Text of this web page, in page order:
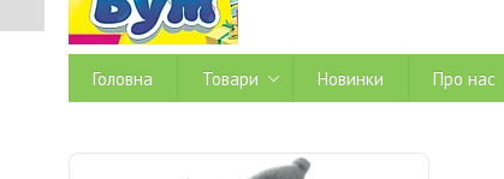
Головна Товари Новинки Про нас